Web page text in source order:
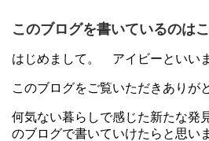
このブログを書いているのは
はじめまして。 アイビーといいま
このブログをご覧いただきありが
何気ない暮らしで感じた新たな発
のブログで書いていけたらと思い